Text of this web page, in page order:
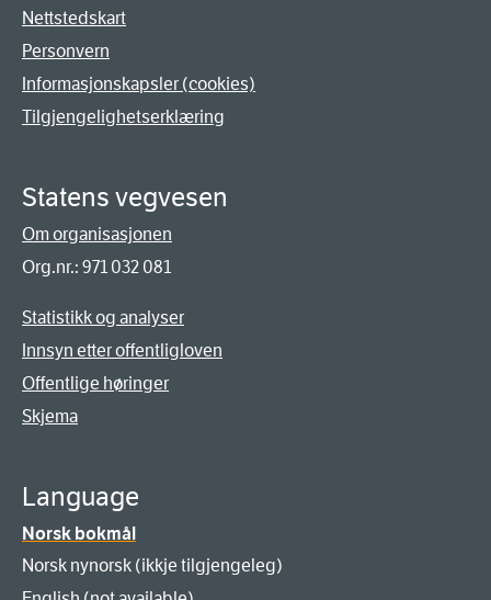
Nettstedskart
Personvern
Informasjonskapsler (cookies)
Tilgjengelighetserklæring
Statens vegvesen
Om organisasjonen
Org.nr.: 971 032 081
Statistikk og analyser
Innsyn etter offentligloven
Offentlige høringer
Skjema
Language
Norsk bokmål
Norsk nynorsk (ikkje tilgjengeleg)